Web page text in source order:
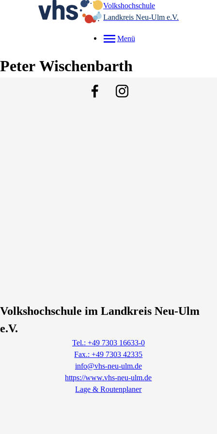
Volkshochschule
Landkreis Neu-Ulm e.V.
Menü
Peter Wischenbarth
Volkshochschule im Landkreis Neu-Ulm
e.V.
Tel.: +49 7303 16633-0
Fax.: +49 7303 42335
info@vhs-neu-ulm.de
https://www.vhs-neu-ulm.de
Lage & Routenplaner